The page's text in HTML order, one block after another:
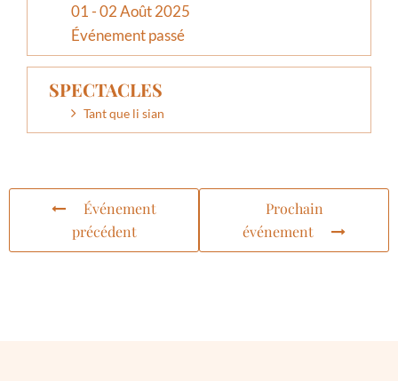
01 - 02 Août 2025
Événement passé
SPECTACLES
Tant que li sian
Événement
précédent
Prochain
événement